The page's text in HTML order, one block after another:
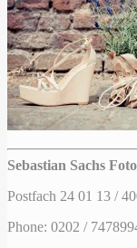
Sebastian Sachs
Postfach 24 01 13 /
Phone: 0202 /